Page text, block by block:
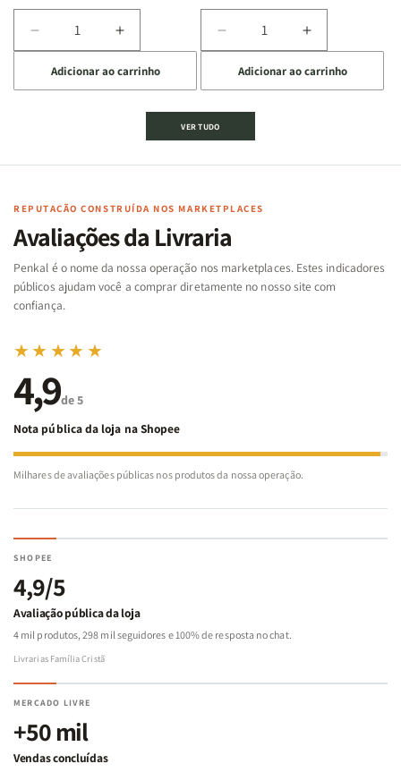
Diminuir
a
quantidade
de
Cartas
Famílias
Bíblia
-
Penkal
Aumentar
a
quantidade
de
Jogo
Cartas
Famílias
da
Bíblia
-
Penkal
Adicionar ao carrinho
Diminuir
a
quantidade
de
Jogo
|
de
Aumentar
a
quantidade
de
|
Adicionar ao carrinho
VER TUDO
REPUTAÇÃO CONSTRUÍDA NOS MARKETPLACES
Avaliações da Livraria
Penkal é o nome da nossa operação nos marketplaces. Estes indicadores
públicos ajudam você a comprar diretamente no nosso site com
confiança.
★★★★★
4,9de 5
Nota pública da loja na Shopee
Milhares de avaliações públicas nos produtos da nossa operação.
SHOPEE
4,9/5
Avaliação pública da loja
4 mil produtos, 298 mil seguidores e 100% de resposta no chat.
Livrarias Família Cristã
MERCADO LIVRE
+50 mil
Vendas concluídas